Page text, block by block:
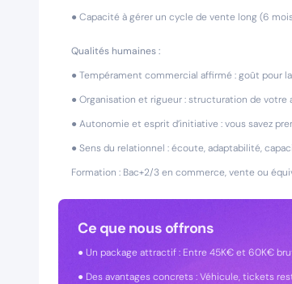
● Capacité à gérer un cycle de vente long (6
Qualités humaines :
● Tempérament commercial affirmé : goût pour
● Organisation et rigueur : structuration de
● Autonomie et esprit d’initiative : vous savez
● Sens du relationnel : écoute, adaptabilité,
Formation : Bac+2/3 en commerce, vente ou
Ce que nous offrons
● Un package attractif : Entre 45K€ et 60K€
● Des avantages concrets : Véhicule, tickets